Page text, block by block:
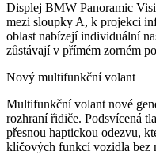
Displej BMW Panoramic
mezi sloupky A, k projekci
oblast nabízejí individuální
zůstávají v přímém zorném
Nový multifunkční volant
Multifunkční volant nové
rozhraní řidiče. Podsvícená
přesnou haptickou odezvu,
klíčových funkcí vozidla bez